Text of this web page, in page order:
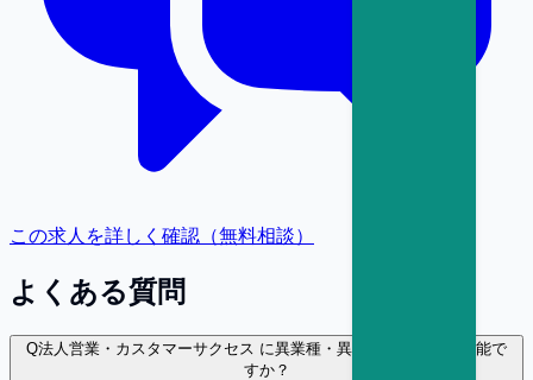
この求人を詳しく確認（無料相談）
よくある質問
Q法人営業・カスタマーサクセス に異業種・異職種から転職は可能で
すか？